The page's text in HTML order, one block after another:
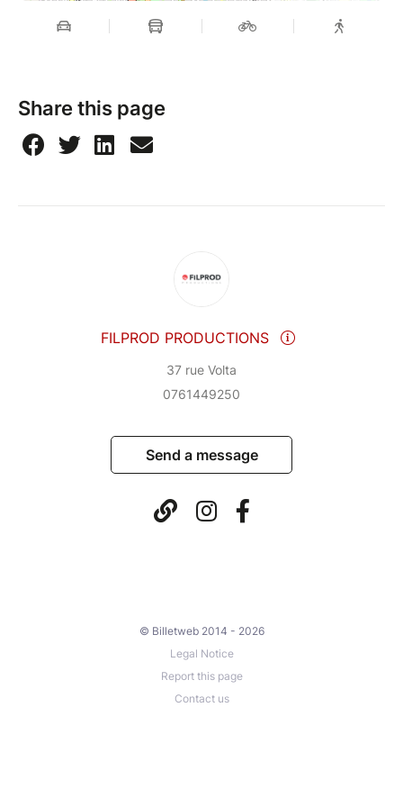
Share this page
FILPROD PRODUCTIONS
37 rue Volta
0761449250
Send a message
© Billetweb 2014 - 2026
Legal Notice
Report this page
Contact us